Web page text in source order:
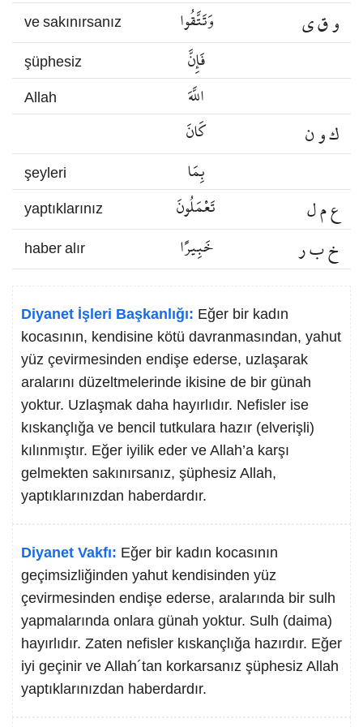
ve sakınırsanız وَتَتَّقُوا و ق ي
şüphesiz فَإِنَّ
Allah
اللَّهَ
كَانَ
ك و ن
şeyleri بِمَا
yaptıklarınız تَعْمَلُونَ ع م ل
haber alır خَبِيرًا خ ب ر
Diyanet İşleri Başkanlığı: Eğer bir kadın
kocasının, kendisine kötü davranmasından, yahut
yüz çevirmesinden endişe ederse, uzlaşarak
aralarını düzeltmelerinde ikisine de bir günah
yoktur. Uzlaşmak daha hayırlıdır. Nefisler ise
kıskançlığa ve bencil tutkulara hazır (elverişli)
kılınmıştır. Eğer iyilik eder ve Allah’a karşı
gelmekten sakınırsanız, şüphesiz Allah,
yaptıklarınızdan haberdardır.
Diyanet Vakfı: Eğer bir kadın kocasının
geçimsizliğinden yahut kendisinden yüz
çevirmesinden endişe ederse, aralarında bir sulh
yapmalarında onlara günah yoktur. Sulh (daima)
hayırlıdır. Zaten nefisler kıskançlığa hazırdır. Eğer
iyi geçinir ve Allah´tan korkarsanız şüphesiz Allah
yaptıklarınızdan haberdardır.